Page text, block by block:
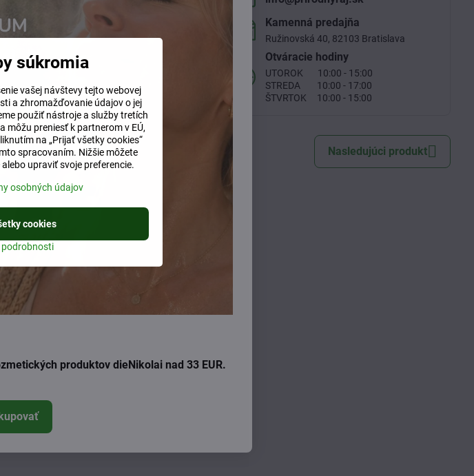
Kamenná predajňa
Ružinovská 40, 82103 Bratislava
Otváracie hodiny
UTOROK 10:00 - 15:00
STREDA 10:00 - 17:00
ŠTVRTOK 10:00 - 15:00
Nasledujúci produkt
súkromia
vašej návštevy tejto webovej
a zhromažďovanie údajov o jej
použiť nástroje a služby tretích
môžu preniesť k partnerom v EÚ,
na „Prijať všetky cookies“
spracovaním. Nižšie môžete
upraviť svoje preferencie.
osobných údajov
podrobnosti
cookies
produktov dieNikolai nad 33 EUR.